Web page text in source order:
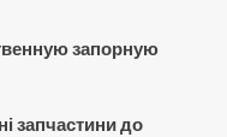
запорную
запчастини до